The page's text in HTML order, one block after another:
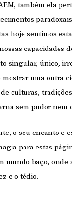
também ela
hoje sentimos
capacidades
singular, único,
mostrar uma outra
culturas,
sem pudor nem
o seu encanto e
para estas
mundo baço, onde
e o tédio.